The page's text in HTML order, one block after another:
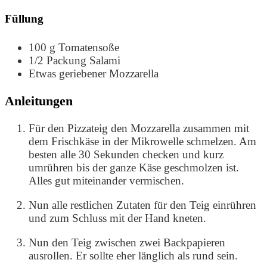
Füllung
100 g Tomatensoße
1/2 Packung Salami
Etwas geriebener Mozzarella
Anleitungen
Für den Pizzateig den Mozzarella zusammen mit
dem Frischkäse in der Mikrowelle schmelzen. Am
besten alle 30 Sekunden checken und kurz
umrühren bis der ganze Käse geschmolzen ist.
Alles gut miteinander vermischen.
Nun alle restlichen Zutaten für den Teig einrühren
und zum Schluss mit der Hand kneten.
Nun den Teig zwischen zwei Backpapieren
ausrollen. Er sollte eher länglich als rund sein.